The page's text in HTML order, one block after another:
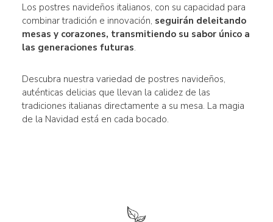
Los postres navideños italianos, con su capacidad para
combinar tradición e innovación, seguirán deleitando
mesas y corazones, transmitiendo su sabor único a
las generaciones futuras.
Descubra nuestra variedad de postres navideños,
auténticas delicias que llevan la calidez de las
tradiciones italianas directamente a su mesa. La magia
de la Navidad está en cada bocado.